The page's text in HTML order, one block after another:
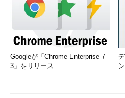
Googleが「Chrome Enterprise 7
3」をリリース